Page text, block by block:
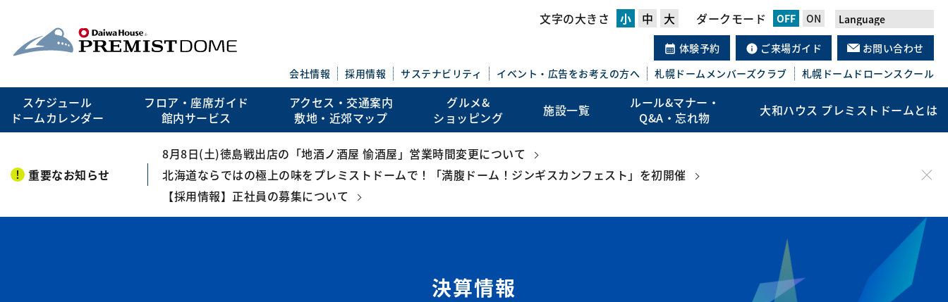
文字の大きさ 小 中 大 ダークモード
体験予約 ご来場ガイド
お問い合わせ
会社情報
採用情報 サステナビリティ イベント・広告をお考えの方へ 札幌ドーム メンバーズクラブ 札幌ドーム ドローンスクール
スケジュール
ドームカレンダー
フロア・座席ガイド
館内サービス
アクセス・交通案内
敷地・近郊マップ
グルメ&
ショッピング
施設一覧
ルール&マナー・
Q&A・忘れ物
大和ハウス プレミストドームとは
重要なお知らせ
8月8日(土)徳島戦出店の「地酒ノ酒屋 愉酒屋」営業時間変更について
北海道ならではの極上の味をプレミストドームで！「満腹ドーム！ジンギスカンフェスト」を初開催
【採用情報】正社員の募集について
決算情報